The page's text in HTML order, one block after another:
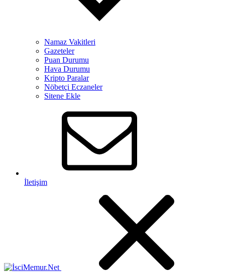
Namaz Vakitleri
Gazeteler
Puan Durumu
Hava Durumu
Kripto Paralar
Nöbetçi Eczaneler
Sitene Ekle
İletişim